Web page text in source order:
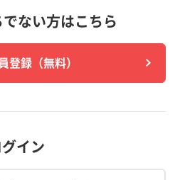
ない方はこちら
登録（無料）
イン